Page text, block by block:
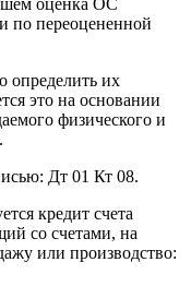
по переоцененной
определить их
это на основании
физического и
Дт 01 Кт 08.
кредит счета
со счетами, на
или производство: